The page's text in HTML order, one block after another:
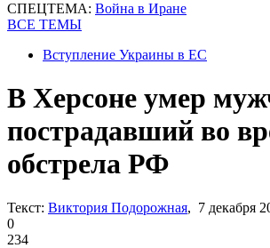
СПЕЦТЕМА: Война в Иране
ВСЕ ТЕМЫ
Вступление Украины в ЕС
В Херсоне умер
пострадавший во
обстрела РФ
Текст: Виктория Подорожная, 7 декабря
0
234